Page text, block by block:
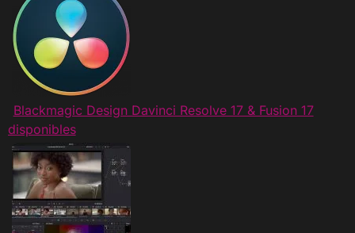
Blackmagic Design Davinci Resolve 17 & Fusion 17
disponibles